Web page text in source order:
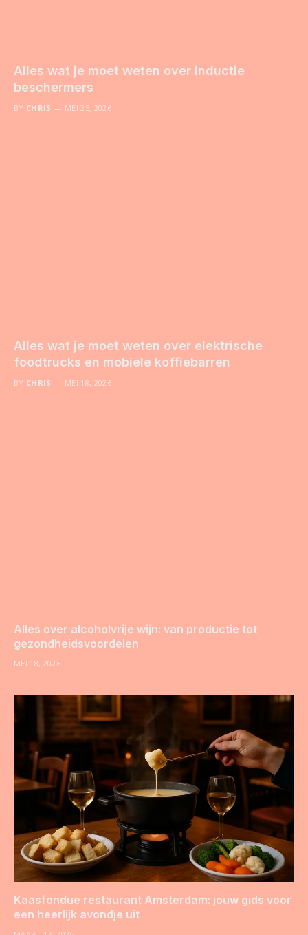
Alles wat je moet weten over inductie
beschermers
BY CHRIS MEI 25, 2026
Alles wat je moet weten over elektrische
foodtrucks en mobiele koffiebarren
BY CHRIS MEI 18, 2026
Alles over alcoholvrije wijn: van productie tot
gezondheidsvoordelen
MEI 18, 2026
Kaasfondue restaurant Amsterdam: jouw gids voor
een heerlijk avondje uit